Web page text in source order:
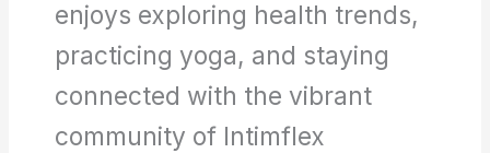
enjoys exploring health trends,
practicing yoga, and staying
connected with the vibrant
community of Intimflex